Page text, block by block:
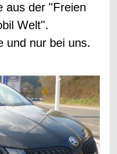
aus der "Freien
Welt".
und nur bei uns.